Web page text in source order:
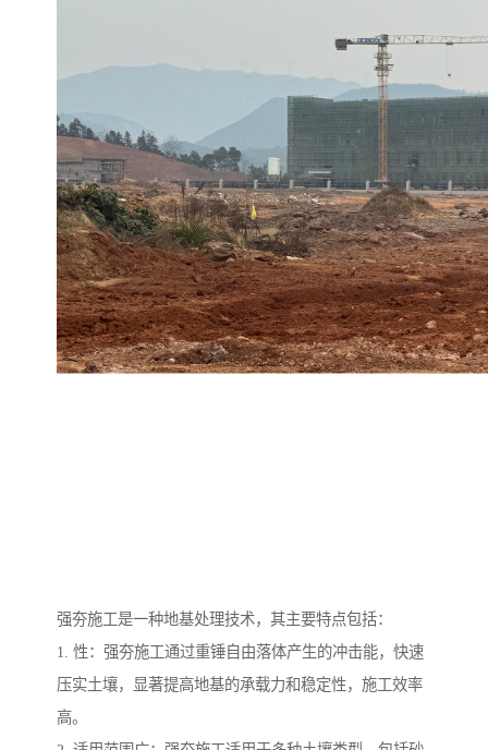
强夯施工是一种地基处理技术，其主要特点包括：
1. 性：强夯施工通过重锤自由落体产生的冲击能，快速
压实土壤，显著提高地基的承载力和稳定性，施工效率
高。